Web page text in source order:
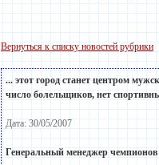
Вернуться к списку новостей рубрики
... этот город станет центром
число болельщиков, нет
Дата: 30/05/2007
Генеральный менеджер